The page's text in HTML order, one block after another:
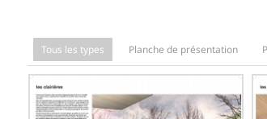
Tous les types Planche de présentation